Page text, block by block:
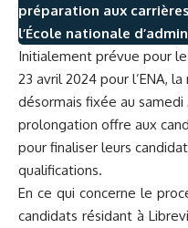
préparation aux
l’École nationale
Initialement prévue pour le
23 avril 2024 pour l’ENA,
désormais fixée au samedi
prolongation offre aux
pour finaliser leurs
qualifications.
En ce qui concerne le
candidats résidant à